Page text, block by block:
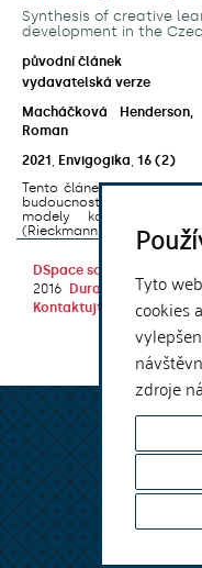
Tyto
cookies
zdroje
Synthesis of creative
development in the
původní článek
vydavatelská verze
Macháčková Henderson,
Roman
2021
Envigogika 16 (2)
Tento článek pojednává
budoucnost (VpB)
modely kompetencí:
(Rieckmann 2017) a
DSpace software
2016
DuraSpace
Kontaktujte nás|